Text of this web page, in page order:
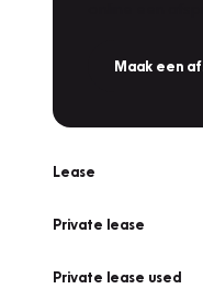
Maak een
Lease
Private lease
Private lease used